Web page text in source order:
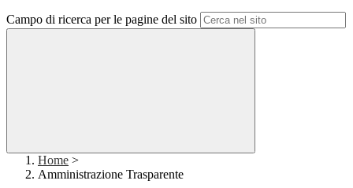
Campo di ricerca per le pagine del sito
Home >
Amministrazione Trasparente